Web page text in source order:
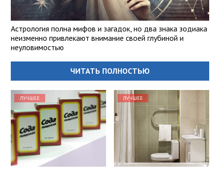
Астрология полна мифов и загадок, но два знака зодиака
неизменно привлекают внимание своей глубиной и
неуловимостью
ЧИТАТЬ ПОЛНОСТЬЮ
ЛУЧШЕЕ ЛУЧШЕЕ